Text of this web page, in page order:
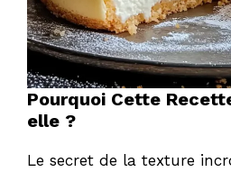
Pourquoi Cette
elle ?
Le secret de la texture